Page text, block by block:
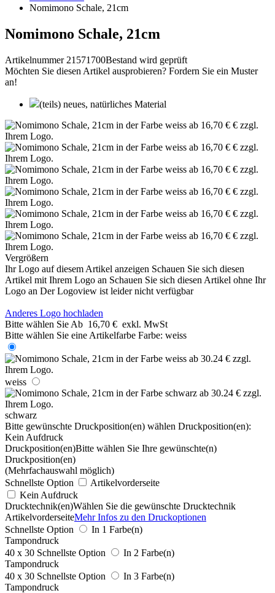
Nomimono Schale, 21cm
Nomimono Schale, 21cm
Artikelnummer 21571700Bestand wird geprüft
Möchten Sie diesen Artikel ausprobieren? Fordern Sie ein Muster
an!
(teils) neues, natürliches Material
Vergrößern
Ihr Logo auf diesem Artikel anzeigen Schauen Sie sich diesen
Artikel mit Ihrem Logo an Schauen Sie sich diesen Artikel ohne Ihr
Logo an Der Logoview ist leider nicht verfügbar
Anderes Logo hochladen
Bitte wählen Sie Ab 16,70 € exkl. MwSt
Bitte wählen Sie eine Artikelfarbe Farbe: weiss
weiss
schwarz
Bitte gewünschte Druckposition(en) wählen Druckposition(en):
Kein Aufdruck
Druckposition(en)Bitte wählen Sie Ihre gewünschte(n)
Druckposition(en)
(Mehrfachauswahl möglich)
Schnellste Option
Artikelvorderseite
Kein Aufdruck
Drucktechnik(en)Wählen Sie die gewünschte Drucktechnik
ArtikelvorderseiteMehr Infos zu den Druckoptionen
Schnellste Option
In 1 Farbe(n)
Tampondruck
40 x 30 Schnellste Option
In 2 Farbe(n)
Tampondruck
40 x 30 Schnellste Option
In 3 Farbe(n)
Tampondruck